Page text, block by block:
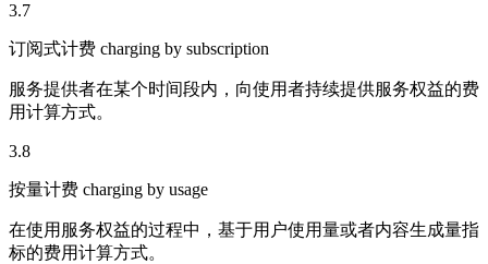
3.7
订阅式计费 charging by subscription
服务提供者在某个时间段内，向使用者持续提供服务权益的费
用计算方式。
3.8
按量计费 charging by usage
在使用服务权益的过程中，基于用户使用量或者内容生成量指
标的费用计算方式。